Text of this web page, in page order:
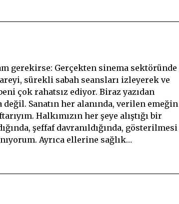
gerekirse: Gerçekten sinema sektöründe
sürekli sabah seansları izleyerek ve
çok rahatsız ediyor. Biraz yazıdan
değil. Sanatın her alanında, verilen emeğin
Halkımızın her şeye alıştığı bir
şeffaf davranıldığında, gösterilmesi
Ayrıca ellerine sağlık…